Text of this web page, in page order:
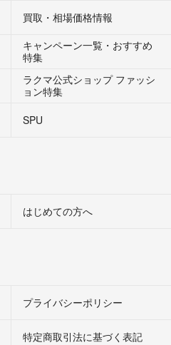
買取・相場価格情報
キャンペーン一覧・おすすめ
特集
ラクマ公式ショップ ファッシ
ョン特集
SPU
はじめての方へ
プライバシーポリシー
特定商取引法に基づく表記